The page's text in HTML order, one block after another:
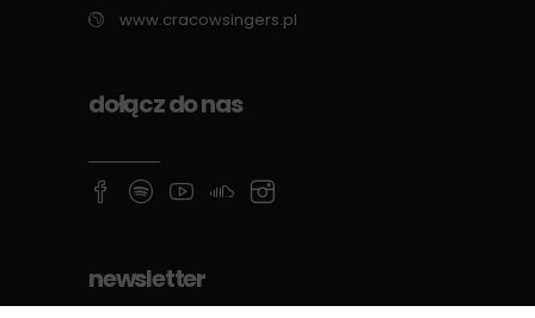
www.cracowsingers.pl
dołącz do nas
newsletter